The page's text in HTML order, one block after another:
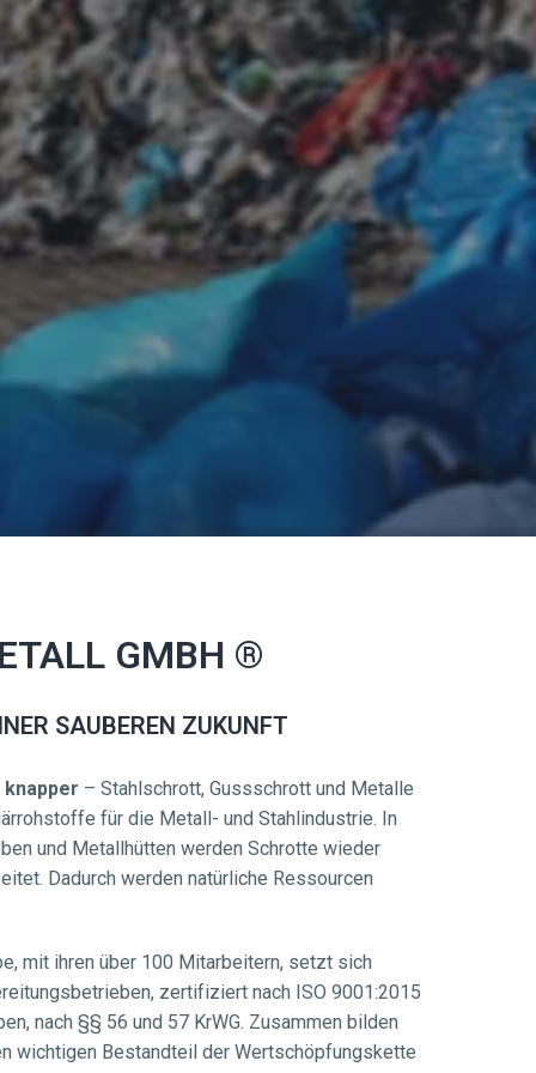
GMBH ®
SAUBEREN ZUKUNFT
– Stahlschrott, Gussschrott und Metalle
für die Metall- und Stahlindustrie. In
und Metallhütten werden Schrotte wieder
Dadurch werden natürliche Ressourcen
mit ihren über 100 Mitarbeitern, setzt sich
zertifiziert nach ISO 9001:2015
nach §§ 56 und 57 KrWG. Zusammen bilden
wichtigen Bestandteil der Wertschöpfungskette